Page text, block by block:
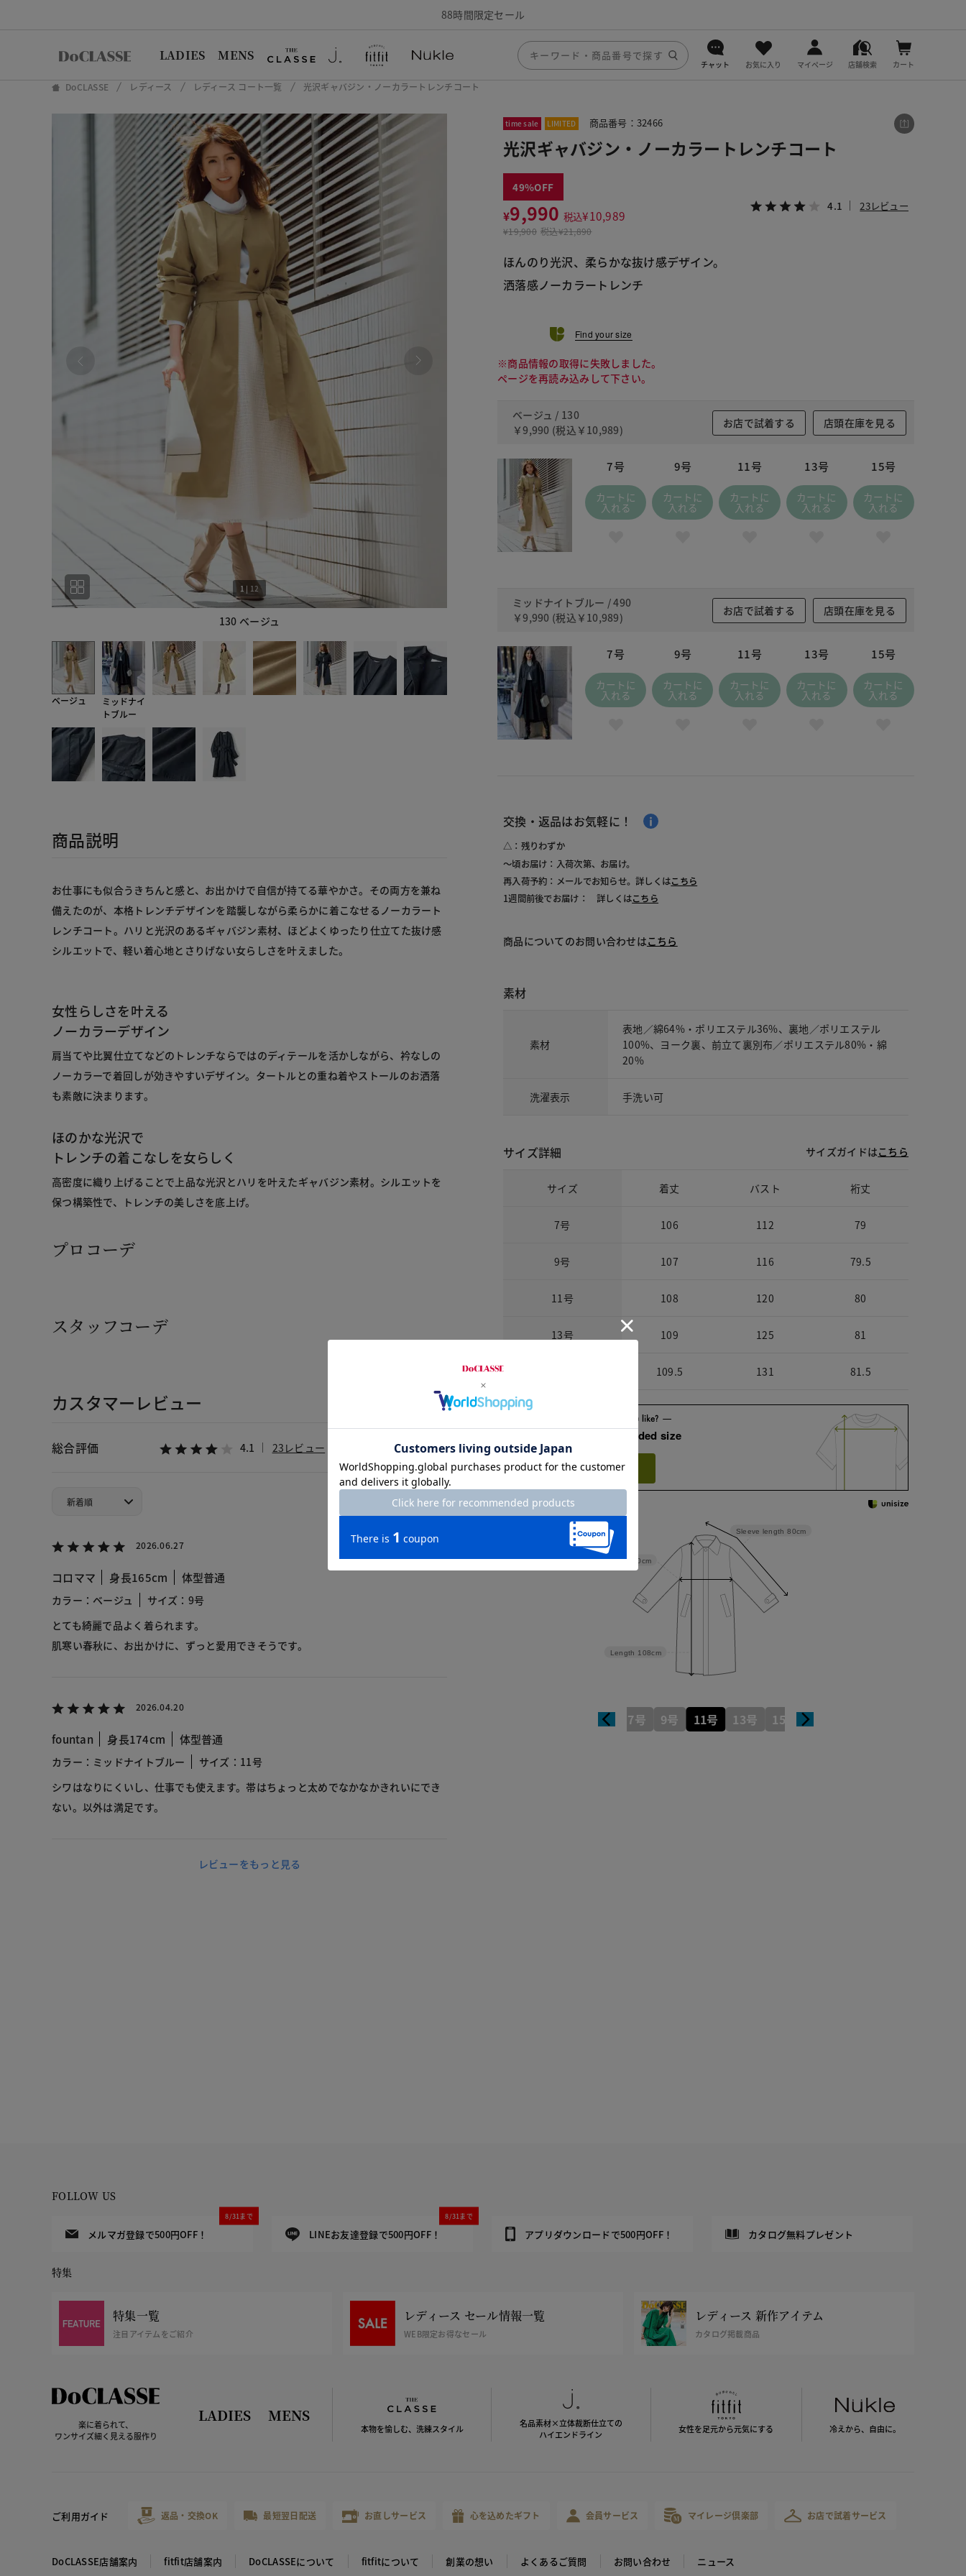
88時間限定セール
LADIES MENS
チャット お気に入り マイページ 店舗検索 カート
DoCLASSE レディース レディース コート一覧 光沢ギャバジン・ノーカラートレンチコート
130 ベージュ 490 ミッドナイトブルー
1 | 12
ベージュ
ミッドナイ
トブルー
商品説明
お仕事にも似合うきちんと感と、お出かけで自信が持てる華やかさ。その両方を兼ね
備えたのが、本格トレンチデザインを踏襲しながら柔らかに着こなせるノーカラート
レンチコート。ハリと光沢のあるギャバジン素材、ほどよくゆったり仕立てた抜け感
女性らしさを叶える
ノーカラーデザイン
肩当てや比翼仕立てなどのトレンチならではのディテールを活かしながら、衿なしの
ノーカラーで着回しが効きやすいデザイン。タートルとの重ね着やストールのお洒落
も素敵に決まります。
ほのかな光沢で
トレンチの着こなしを女らしく
高密度に織り上げることで上品な光沢とハリを叶えたギャバジン素材。シルエットを
保つ構築性で、トレンチの美しさを底上げ。
プロコーデ
スタッフコーデ
カスタマーレビュー
総合評価 4.1 23レビュー
2026.06.27
コロママ 身長165cm 体型普通
カラー：ベージュ
サイズ：9号
とても綺麗で品よく着られます。
肌寒い春秋に、お出かけに、ずっと愛用できそうです。
2026.04.20
fountan 身長174cm 体型普通
カラー：ミッドナイトブルー
サイズ：11号
シワはなりにくいし、仕事でも使えます。帯はちょっと太めでなかなかきれいにでき
ない。以外は満足です。
レビューをもっと見る
time sale LIMITED 商品番号：32466
光沢ギャバジン・ノーカラートレンチコート
49
¥9,990 税込¥10,989
¥19,900 税込¥21,890
4.1 23レビュー
ほんのり光沢、柔らかな抜け感デザイン。
洒落感ノーカラートレンチ
Find your size
※商品情報の取得に失敗しました。
ページを再読み込みして下さい。
ベージュ / 130
￥9,990 (税込 ￥10,989)
お店で試着する 店頭在庫を見る
7号
カートに
入れる
9号
カートに
入れる
11号
カートに
入れる
13号
カートに
入れる
15号
カートに
入れる
ミッドナイトブルー / 490
￥9,990 (税込 ￥10,989)
お店で試着する 店頭在庫を見る
7号
カートに
入れる
9号
カートに
入れる
11号
カートに
入れる
13号
カートに
入れる
15号
カートに
入れる
交換・返品はお気軽に！
△：残りわずか
～頃お届け：入荷次第、お届け。
再入荷予約：メールでお知らせ。詳しくはこちら
1週間前後でお届け： 詳しくはこちら
商品についてのお問い合わせはこちら
素材
素材
表地／綿64%・ポリエステル36%、裏地／ポリエステル
100%、ヨーク裏、前立て裏別布／ポリエステル80%・綿
20%
洗濯表示 手洗い可
サイズ詳細 サイズガイドはこちら
サイズ 着丈 バスト 裄丈
7号 106 112 79
9号 107 116 79.5
11号 108 120 80
13号 109 125 81
109.5 131 81.5
Check the recommended size
Try this item on
Sleeve length 80cm
Length 108cm
Width 60cm
7号 9号 11号 13号 15号
FOLLOW US
メルマガ登録で500円OFF！
8/31まで
LINEお友達登録で500円OFF！
8/31まで
アプリダウンロードで500円OFF！ カタログ無料プレゼント
特集
特集一覧
注目アイテムをご紹介
レディース セール情報一覧
WEB限定お得なセール
レディース 新作アイテム
カタログ掲載商品
楽に着られて、
ワンサイズ細く見える服作り
LADIES MENS
本物を愉しむ、洗練スタイル
名品素材×立体裁断仕立ての
ハイエンドライン
女性を足元から元気にする 冷えから、 自由に。
ご利用ガイド 返品・交換OK 最短翌日配送 お直しサービス 心を込めたギフト 会員サービス マイレージ倶楽部 お店で試着サービス
DoCLASSE店舗案内 fitfit店舗案内 DoCLASSEについて fitfitについて 創業の想い よくあるご質問 お問い合わせ ニュース